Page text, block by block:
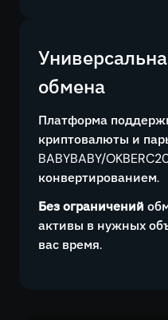
обмена
Платформа
криптовалюты и
BABYBABY/
конвертированием.
Без ограничений
активы в нужных
вас время.